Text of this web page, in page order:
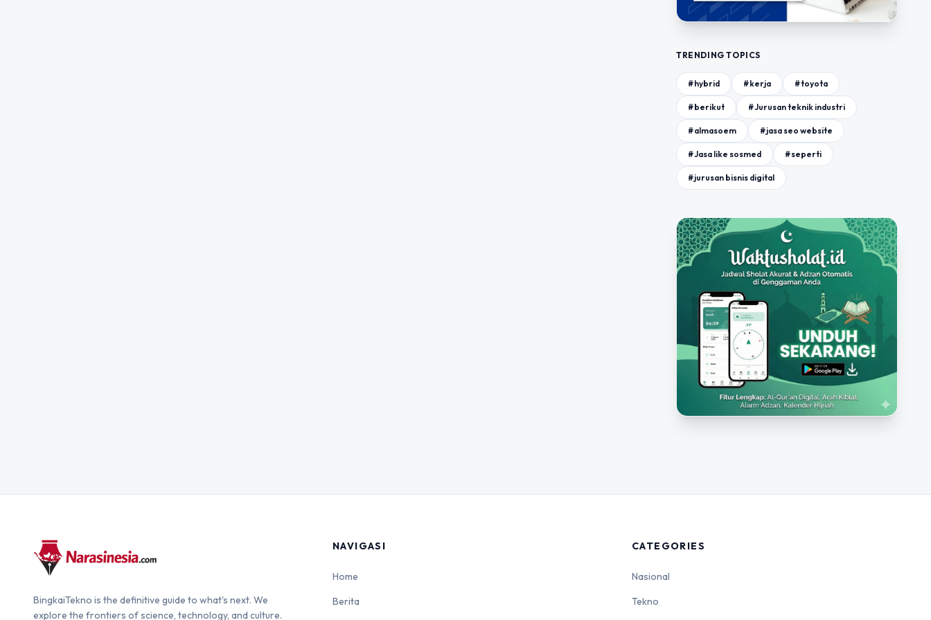
TRENDING TOPICS
#hybrid #kerja #toyota
#berikut #Jurusan teknik industri
#almasoem #jasa seo website
#Jasa like sosmed #seperti
#jurusan bisnis digital
BingkaiTekno is the definitive guide to what's next. We
explore the frontiers of science, technology, and culture.
NAVIGASI
Home
Berita
CATEGORIES
Nasional
Tekno